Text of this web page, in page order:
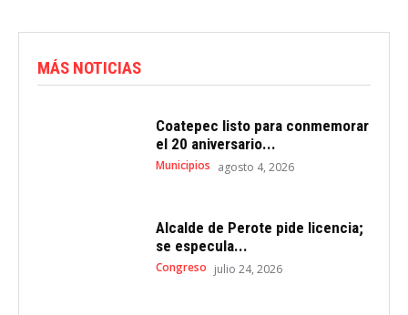
MÁS NOTICIAS
Coatepec listo para conmemorar
el 20 aniversario...
Municipios agosto 4, 2026
Alcalde de Perote pide licencia;
se especula...
Congreso julio 24, 2026